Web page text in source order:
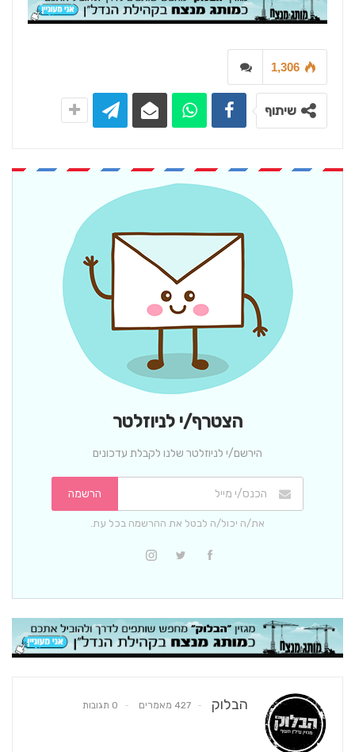
1,306
שיתוף
הצטרף/י לניוזלטר
הירשם/י לניוזלטר שלנו לקבלת עדכונים
הרשמה
את/ה יכול/ה לבטל את ההרשמה בכל עת.
הבלוק 427 מאמרים 0 תגובות